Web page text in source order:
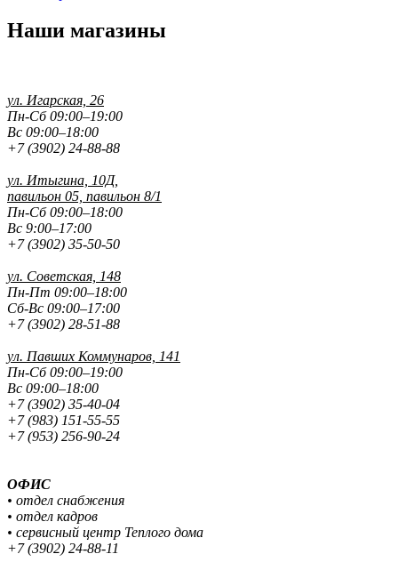
Наши магазины
ул. Игарская, 26
Пн-Сб 09:00–19:00
Вс 09:00–18:00
+7 (3902) 24-88-88
ул. Итыгина, 10Д,
павильон 05, павильон 8/1
Пн-Сб 09:00–18:00
Вс 9:00–17:00
+7 (3902) 35-50-50
ул. Советская, 148
Пн-Пт 09:00–18:00
Сб-Вс 09:00–17:00
+7 (3902) 28-51-88
ул. Павших Коммунаров, 141
Пн-Сб 09:00–19:00
Вс 09:00–18:00
+7 (3902) 35-40-04
+7 (983) 151-55-55
+7 (953) 256-90-24
ОФИС
• отдел снабжения
• отдел кадров
• сервисный центр Теплого дома
+7 (3902) 24-88-11